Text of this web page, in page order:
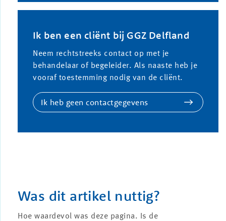
Ik ben een cliënt bij GGZ Delfland
Neem rechtstreeks contact op met je
behandelaar of begeleider. Als naaste heb je
vooraf toestemming nodig van de cliënt.
Ik heb geen contactgegevens
Was dit artikel nuttig?
Hoe waardevol was deze pagina. Is de